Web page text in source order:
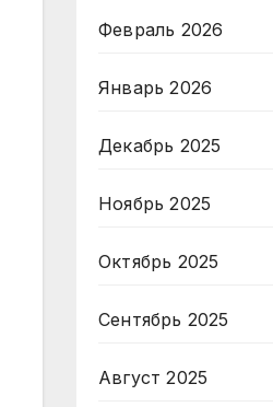
Февраль 2026
Январь 2026
Декабрь 2025
Ноябрь 2025
Октябрь 2025
Сентябрь 2025
Август 2025